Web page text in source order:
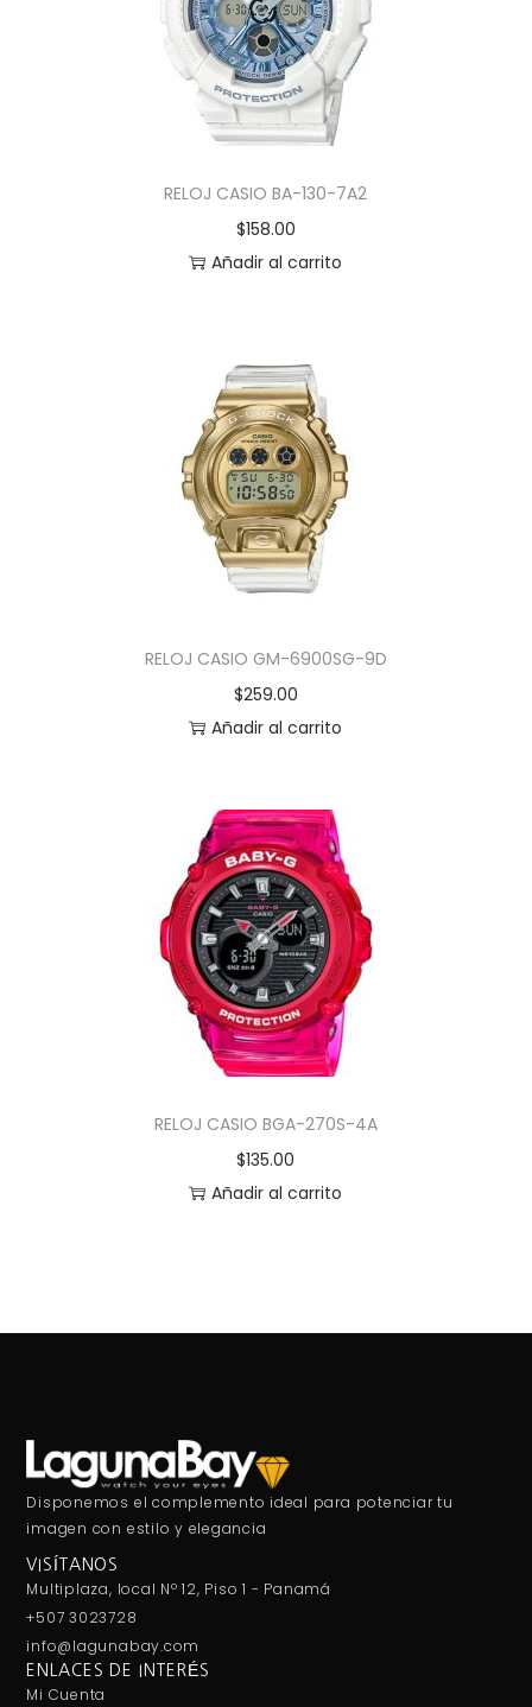
RELOJ CASIO BA-130-7A2
$158.00
Añadir al carrito
RELOJ CASIO GM-6900SG-9D
$259.00
Añadir al carrito
RELOJ CASIO BGA-270S-4A
$135.00
Añadir al carrito
Disponemos el complemento ideal para potenciar tu
imagen con estilo y elegancia
VISÍTANOS
Multiplaza, local Nº 12, Piso 1 - Panamá
+507 3023728
info@lagunabay.com
ENLACES DE INTERÉS
Mi Cuenta